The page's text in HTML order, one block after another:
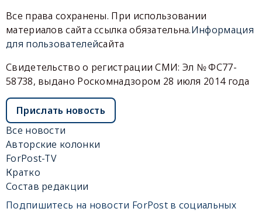
Все права сохранены. При использовании
материалов сайта ссылка обязательна.Информация
для пользователейсайта
Свидетельство о регистрации СМИ: Эл № ФС77-
58738, выдано Роскомнадзором 28 июля 2014 года
Прислать новость
Все новости
Авторские колонки
ForPost-TV
Кратко
Состав редакции
Подпишитесь на новости ForPost в социальных